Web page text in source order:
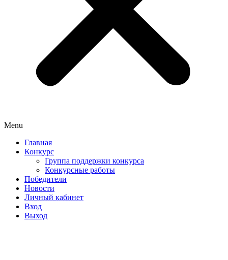
Menu
Главная
Конкурс
Группа поддержки конкурса
Конкурсные работы
Победители
Новости
Личный кабинет
Вход
Выход